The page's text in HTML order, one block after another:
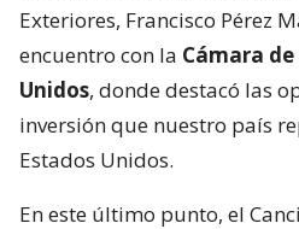
Exteriores, Francisco Pérez
encuentro con la Cámara
Unidos, donde destacó las
inversión que nuestro país
Estados Unidos.
En este último punto, el